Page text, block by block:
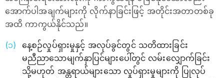
အောက်ပါအချက်များကို လိုက်နာခြင်းဖြင့် အတိုင်းအတာတစ်ခု
အထိ ကာကွယ်နိုင်သည်။
နေ့စဉ်လှုပ်ရှားမှုနှင့် အလုပ်ခွင်တွင် သတိထားခြင်း
မညီညာသောမျက်နှာပြင်များပေါ်တွင် လမ်းလျှောက်ခြင်း
သို့မဟုတ် အန္တရာယ်များသော လှုပ်ရှားမှုများကို ပြုလုပ်